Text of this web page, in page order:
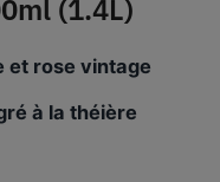
(1.4L)
et rose vintage
à la théière